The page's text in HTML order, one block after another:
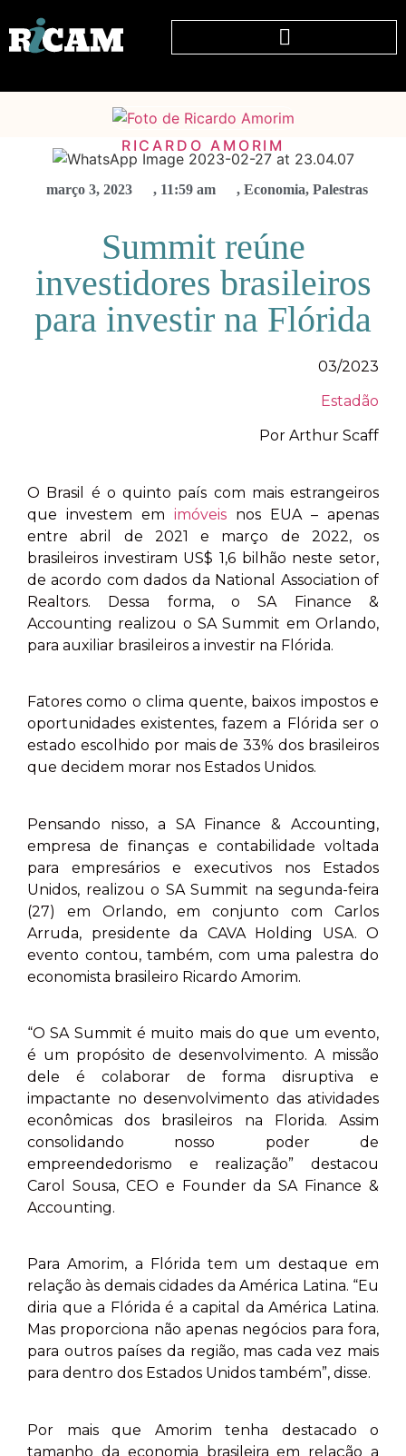
RICARDO AMORIM
março 3, 2023 , 11:59 am , Economia, Palestras
Summit reúne
investidores brasileiros
para investir na Flórida
03/2023
Estadão
Por Arthur Scaff
O Brasil é o quinto país com mais estrangeiros
que investem em imóveis nos EUA – apenas
entre abril de 2021 e março de 2022, os
brasileiros investiram US$ 1,6 bilhão neste setor,
de acordo com dados da National Association of
Realtors. Dessa forma, o SA Finance &
Accounting realizou o SA Summit em Orlando,
para auxiliar brasileiros a investir na Flórida.
Fatores como o clima quente, baixos impostos e
oportunidades existentes, fazem a Flórida ser o
estado escolhido por mais de 33% dos brasileiros
que decidem morar nos Estados Unidos.
Pensando nisso, a SA Finance & Accounting,
empresa de finanças e contabilidade voltada
para empresários e executivos nos Estados
Unidos, realizou o SA Summit na segunda-feira
(27) em Orlando, em conjunto com Carlos
Arruda, presidente da CAVA Holding USA. O
evento contou, também, com uma palestra do
economista brasileiro Ricardo Amorim.
“O SA Summit é muito mais do que um evento,
é um propósito de desenvolvimento. A missão
dele é colaborar de forma disruptiva e
impactante no desenvolvimento das atividades
econômicas dos brasileiros na Florida. Assim
consolidando nosso poder de
empreendedorismo e realização” destacou
Carol Sousa, CEO e Founder da SA Finance &
Accounting.
Para Amorim, a Flórida tem um destaque em
relação às demais cidades da América Latina. “Eu
diria que a Flórida é a capital da América Latina.
Mas proporciona não apenas negócios para fora,
para outros países da região, mas cada vez mais
para dentro dos Estados Unidos também”, disse.
Por mais que Amorim tenha destacado o
tamanho da economia brasileira em relação a